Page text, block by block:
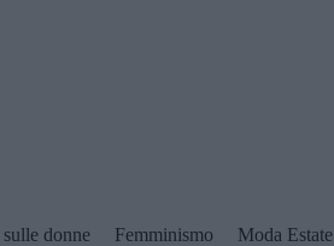
donne Femminismo Moda Estate